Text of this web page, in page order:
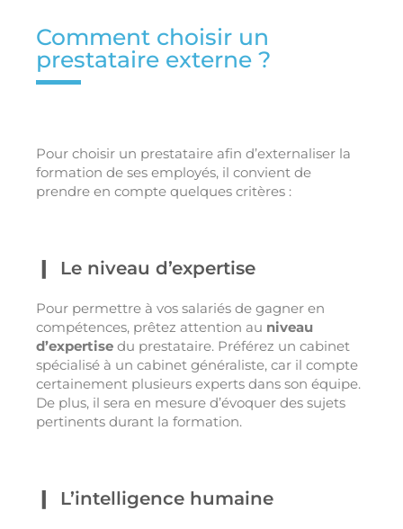
Comment choisir un
prestataire externe ?
Pour choisir un prestataire afin d’externaliser la
formation de ses employés, il convient de
prendre en compte quelques critères :
Le niveau d’expertise
Pour permettre à vos salariés de gagner en
compétences, prêtez attention au niveau
d’expertise du prestataire. Préférez un cabinet
spécialisé à un cabinet généraliste, car il compte
certainement plusieurs experts dans son équipe.
De plus, il sera en mesure d’évoquer des sujets
pertinents durant la formation.
L’intelligence humaine